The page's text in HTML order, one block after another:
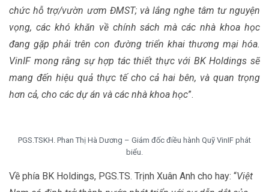
chức hỗ trợ/vườn ươm ĐMST; và lắng nghe tâm tư nguyện
vọng, các khó khăn về chính sách mà các nhà khoa học
đang gặp phải trên con đường triển khai thương mại hóa.
VinIF mong rằng sự hợp tác thiết thực với BK Holdings sẽ
mang đến hiệu quả thực tế cho cả hai bên, và quan trọng
hơn cả, cho các dự án và các nhà khoa học”.
PGS.TSKH. Phan Thị Hà Dương – Giám đốc điều hành Quỹ VinIF phát
biểu.
Về phía BK Holdings, PGS.TS. Trịnh Xuân Anh cho hay: “Việt